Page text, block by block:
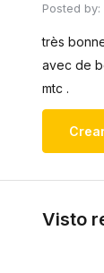
Posted by:
très
avec de
mtc .
Visto